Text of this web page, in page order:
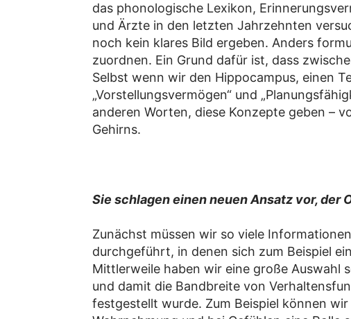
das phonologische Lexikon,
und Ärzte in den letzten Jahrzehnten
noch kein klares Bild ergeben. Anders
zuordnen. Ein Grund dafür ist, dass
Selbst wenn wir den Hippocampus, einen
„Vorstellungsvermögen“ und
anderen Worten, diese Konzepte geben –
Gehirns.
Sie schlagen einen neuen Ansatz vor, der
Zunächst müssen wir so viele
durchgeführt, in denen sich zum Beispiel
Mittlerweile haben wir eine große Auswahl
und damit die Bandbreite von
festgestellt wurde. Zum Beispiel können